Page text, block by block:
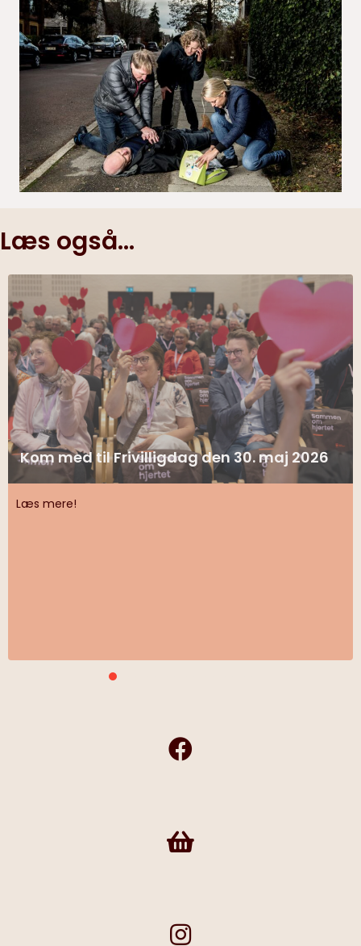
Læs også...
Kom med til Frivilligdag den 30. maj 2026
Læs mere!
Frivilligshop